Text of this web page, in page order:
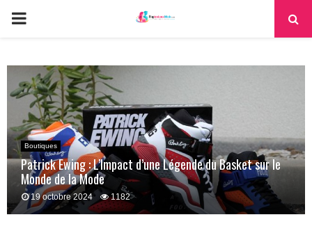
PRIMARY
Boutiques
Patrick Ewing : L’Impact d’une Légende du Basket sur le
Monde de la Mode
19 octobre 2024 1182